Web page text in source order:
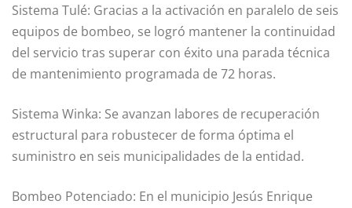
Sistema Tulé: Gracias a la activación en paralelo de seis
equipos de bombeo, se logró mantener la continuidad
del servicio tras superar con éxito una parada técnica
de mantenimiento programada de 72 horas.
Sistema Winka: Se avanzan labores de recuperación
estructural para robustecer de forma óptima el
suministro en seis municipalidades de la entidad.
Bombeo Potenciado: En el municipio Jesús Enrique